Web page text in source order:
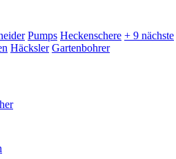
Pumps Heckenschere + 9 nächste
Häcksler Gartenbohrer